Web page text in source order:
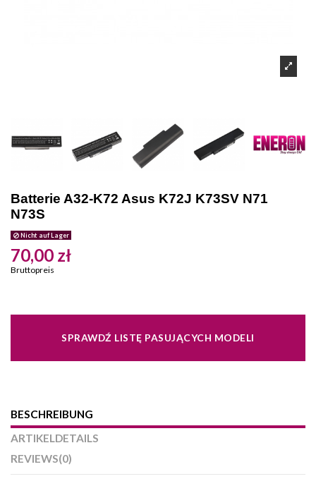
Batterie A32-K72 Asus K72J K73SV N71
N73S
Nicht auf Lager
70,00 zł
Bruttopreis
SPRAWDŹ LISTĘ PASUJĄCYCH MODELI
BESCHREIBUNG
ARTIKELDETAILS
REVIEWS(0)